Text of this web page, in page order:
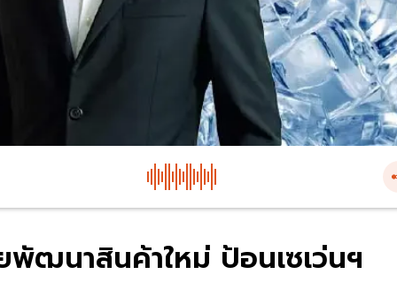
ฒนาสินค้าใหม่ ป้อนเซเว่นฯ